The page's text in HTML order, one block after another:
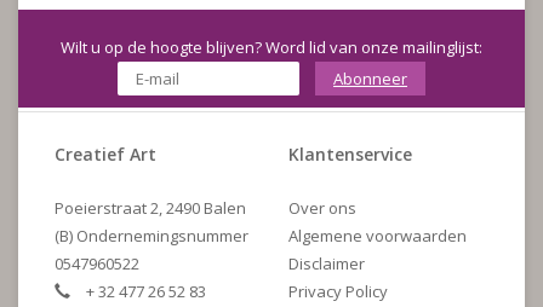
Wilt u op de hoogte blijven? Word lid van onze mailinglijst:
Abonneer
Creatief Art
Poeierstraat 2, 2490 Balen
(B) Ondernemingsnummer
0547960522
+ 32 477 26 52 83
Klantenservice
Over ons
Algemene voorwaarden
Disclaimer
Privacy Policy